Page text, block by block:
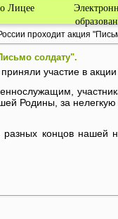
Лицее
проходит акция
солдату".
участие в
Родины, за
разных концов